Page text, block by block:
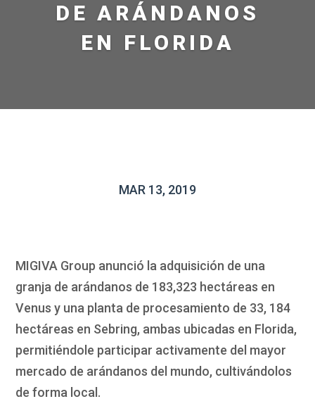
DE ARÁNDANOS
EN FLORIDA
MAR 13, 2019
MIGIVA Group anunció la adquisición de una
granja de arándanos de 183,323 hectáreas en
Venus y una planta de procesamiento de 33, 184
hectáreas en Sebring, ambas ubicadas en Florida,
permitiéndole participar activamente del mayor
mercado de arándanos del mundo, cultivándolos
de forma local.